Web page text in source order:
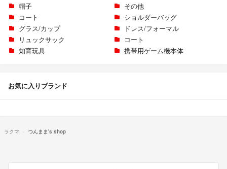
帽子
その他
コート
ショルダーバッグ
グラス/カップ
ドレス/フォーマル
リュックサック
コート
知育玩具
携帯用ゲーム機本体
お気に入りブランド
ラクマ つんまま's shop